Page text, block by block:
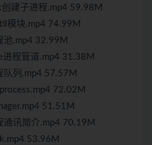
建子进程.mp4 59.98M
模块.mp4 74.99M
池.mp4 32.99M
程管道.mp4 31.38M
队列.mp4 57.57M
72.02M
51.51M
讯简介.mp4 70.19M
53.96M